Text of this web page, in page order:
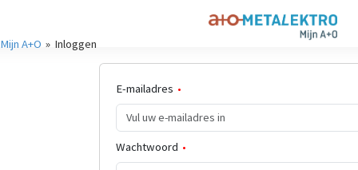
Mijn A+O Inloggen
E-mailadres
Wachtwoord